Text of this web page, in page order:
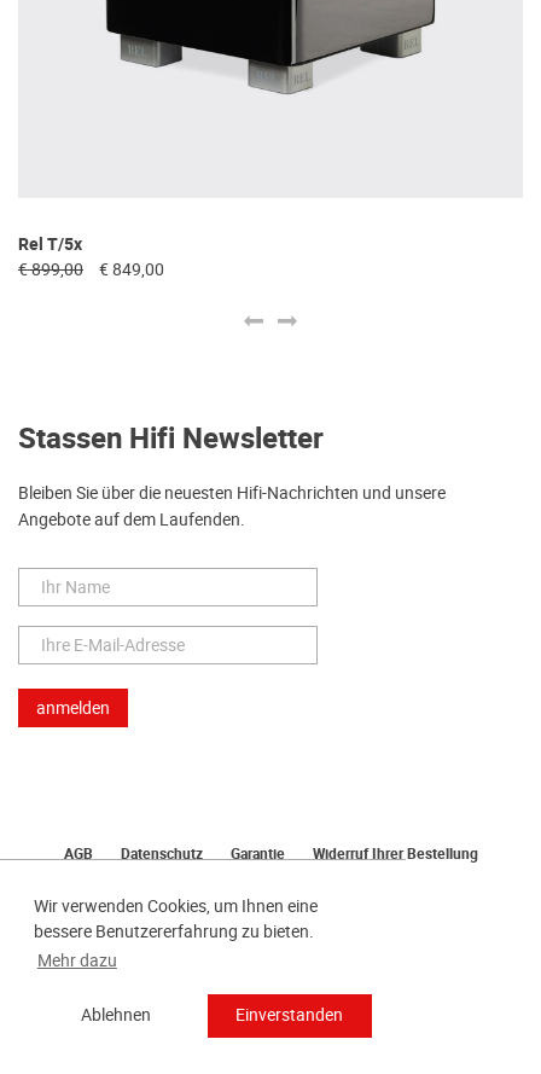
Wir verwenden Cookies, um Ihnen eine
bessere Benutzererfahrung zu bieten.
Mehr dazu
Ablehnen Einverstanden
Rel T/5x
€ 899,00 € 849,00
Stassen Hifi Newsletter
Bleiben Sie über die neuesten Hifi-Nachrichten und unsere
Angebote auf dem Laufenden.
AGB Datenschutz Garantie
Widerruf Ihrer Bestellung